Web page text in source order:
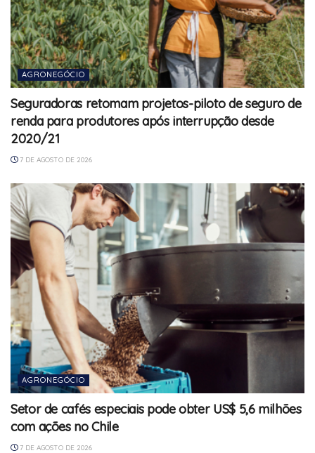
AGRONEGÓCIO
Seguradoras retomam projetos-piloto de seguro de
renda para produtores após interrupção desde
2020/21
7 DE AGOSTO DE 2026
AGRONEGÓCIO
Setor de cafés especiais pode obter US$ 5,6 milhões
com ações no Chile
7 DE AGOSTO DE 2026